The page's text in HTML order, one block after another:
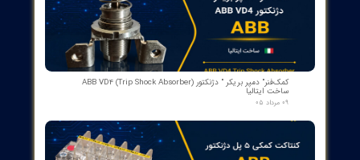
پاسخ: در پروژه‌های اتوماسیون صنعتی مانند خطوط تولید، سیستم‌های
کنترل فرآیند و مدیریت تجهیزات الکتریکی، همچنین در محیط‌هایی
که به کنترل دقیق و داده‌های اندازه‌گیری معتبر نیاز دارند.
چگونه می‌توان این محصول را سفارش داد؟
پاسخ: برای سفارش، لطفاً از طریق صفحه محصول با فرم سفارش یا
قیمت دارید، ما آماده پاسخ‌گویی هستیم.